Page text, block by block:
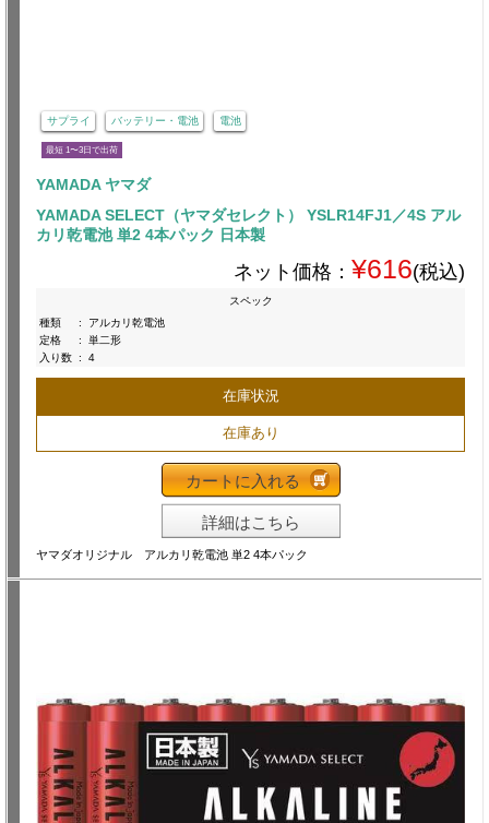
サプライ バッテリー・電池 電池
最短 1〜3日で出荷
YAMADA ヤマダ
YAMADA SELECT（ヤマダセレクト） YSLR14FJ1／4S アル
カリ乾電池 単2 4本パック 日本製
ネット価格： ¥616(税込)
スペック
種類
:
アルカリ乾電池
定格
:
単二形
入り数 : 4
在庫状況
在庫あり
カートに入れる
詳細はこちら
ヤマダオリジナル アルカリ乾電池 単2 4本パック